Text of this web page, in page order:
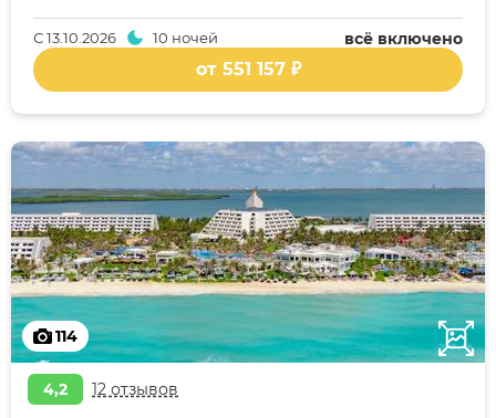
всё включено
С13.10.2026 10 ночей
от 551 157 ₽
114
4,2 12 отзывов